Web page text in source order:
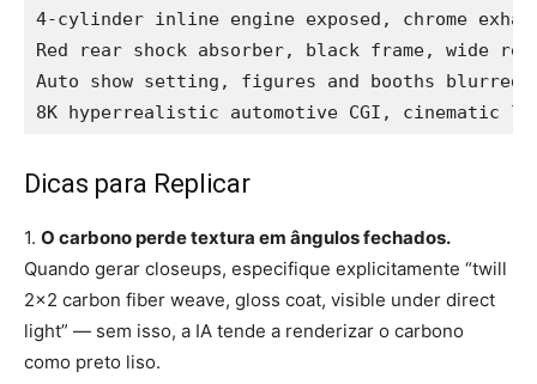
4-cylinder inline engine exposed, chrome
Red rear shock absorber, black frame, wide
Auto show setting, figures and booths
8K hyperrealistic automotive CGI, cinematic
Dicas para Replicar
1. O carbono perde textura em ângulos fechados.
Quando gerar closeups, especifique explicitamente “twill
2×2 carbon fiber weave, gloss coat, visible under direct
light” — sem isso, a IA tende a renderizar o carbono
como preto liso.